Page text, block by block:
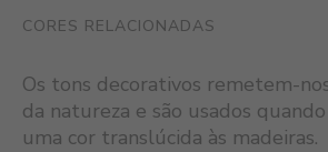
CORES RELACIONADAS
Os tons decorativos remetem-
da natureza e são usados
uma cor translúcida às madeiras.